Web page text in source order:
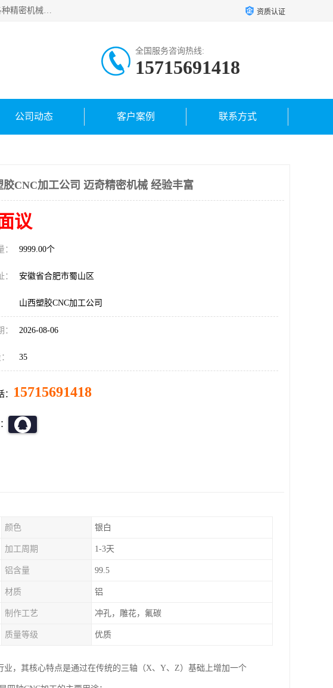
公司主要承接深圳精密零配件加工,非标零部配件加工,家具零配件加工,治具零配件加工,安徽精密零配件加工等各种各种精密机械加工，欢迎来来电咨询！ 资质认证
全国服务咨询热线:
15715691418
公司动态 客户案例 联系方式
胶CNC加工公司 迈奇精密机械 经验丰富
议
9999.00个
安徽省合肥市蜀山区
山西塑胶CNC加工公司
2026-08-06
35
15715691418
颜色 银白
加工周期 1-3天
铝含量 99.5
材质 铝
制作工艺 冲孔，雕花，氟碳
质量等级 优质
，其核心特点是通过在传统的三轴（X、Y、Z）基础上增加一个